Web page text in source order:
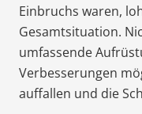
Einbruchs waren,
Gesamtsituation.
umfassende
Verbesserungen
auffallen und die